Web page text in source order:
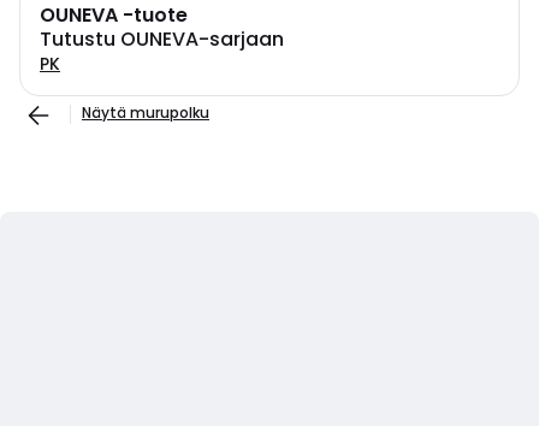
OUNEVA -tuote
Tutustu OUNEVA-sarjaan
PK
Näytä murupolku